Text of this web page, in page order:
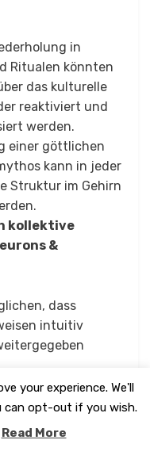
in
Ritualen könnten
das kulturelle
reaktiviert und
werden.
einer göttlichen
kann in jeder
Struktur im Gehirn
kollektive
&
dass
intuitiv
Opfermythen
weil sie auf
sozialen
your experience. We'll
can opt-out if you wish.
Read More